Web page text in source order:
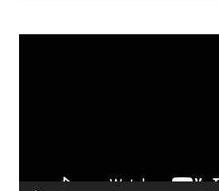
Odtwarzacz